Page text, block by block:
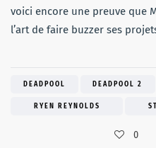
voici encore une preuve que
l’art de faire buzzer ses
DEADPOOL DEADPOOL 2
RYEN REYNOLDS
0